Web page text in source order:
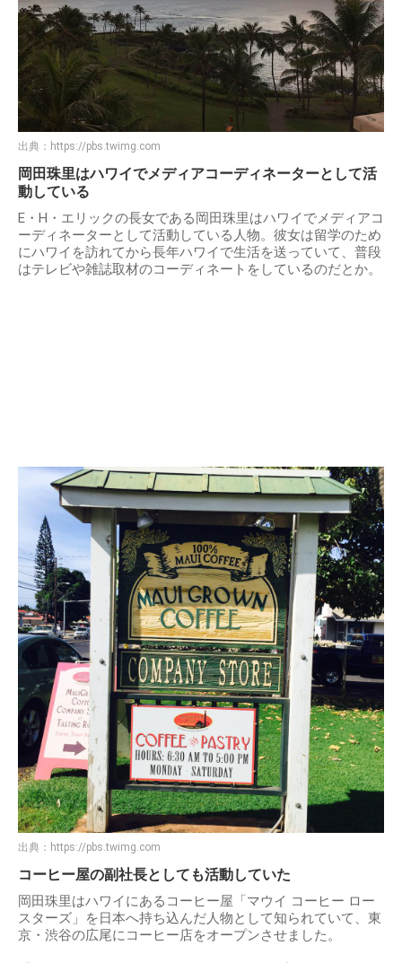
出典： https://pbs.twimg.com
岡田珠里はハワイでメディアコーディネーターとして活
動している
E・H・エリックの長女である岡田珠里はハワイでメディアコ
ーディネーターとして活動している人物。彼女は留学のため
にハワイを訪れてから長年ハワイで生活を送っていて、普段
はテレビや雑誌取材のコーディネートをしているのだとか。
出典： https://pbs.twimg.com
コーヒー屋の副社長としても活動していた
岡田珠里はハワイにあるコーヒー屋「マウイ コーヒー ロー
スターズ」を日本へ持ち込んだ人物として知られていて、東
京・渋谷の広尾にコーヒー店をオープンさせました。